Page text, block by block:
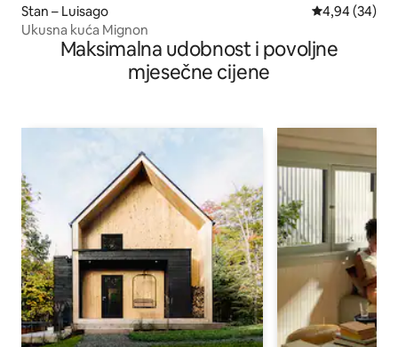
Stan – Luisago Prosječna
4,94 (34)
Ukusna kuća Mignon
Maksimalna udobnost i povoljne
mjesečne cijene